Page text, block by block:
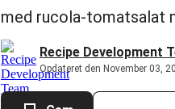
med rucola-tomatsalat
Recipe Development
Opdateret den November 03,